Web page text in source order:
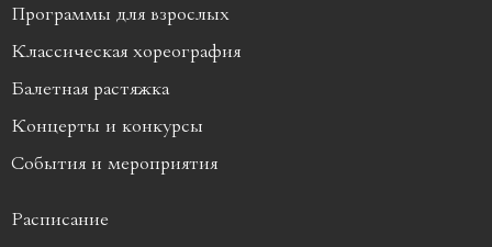
Программы для взрослых
Классическая хореография
Балетная растяжка
Концерты и конкурсы
События и мероприятия
Расписание